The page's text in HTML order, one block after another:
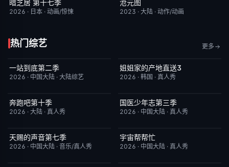
更新至第3集
暗芝居 第十七季
2026 · 日本 · 动画/惊悚
更新至第89集
沧元图
2023 · 大陆 · 动作/动画
热门综艺 更多
更新至第1期
一站到底第二季
2026 · 中国大陆 · 大陆综艺
更新至第02集
姐姐家的产地直送3
2026 · 韩国 · 真人秀
已完结
奔跑吧第十季
2026 · 大陆 · 真人秀
今日更新
国医少年志第三季
2026 · 中国大陆 · 真人秀
今日更新
天赐的声音第七季
2026 · 中国大陆 · 音乐/真人秀
更新至第3期
宇宙帮帮忙
2026 · 中国大陆 · 真人秀